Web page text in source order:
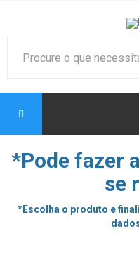
*Pode fazer
se
*Escolha o produto e